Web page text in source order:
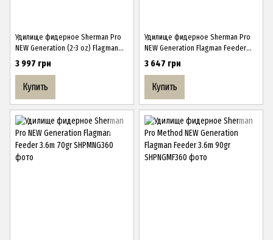
Удилище фидерное Sherman Pro
NEW Generation (2-3 oz) Flagman
Feeder 3.6m 100gr
3 997 грн
Купить
Удилище фидерное Sherman Pro
NEW Generation Flagman Feeder
3.3m 70gr
3 647 грн
Купить